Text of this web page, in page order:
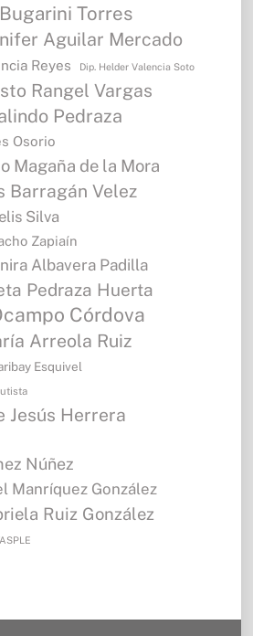
Torres
Aguilar Mercado
Reyes Dip. Helder Valencia Soto
Rangel Vargas
Pedraza
Osorio
Magaña de la Mora
Barragán Velez
Silva
Zapiaín
Albavera Padilla
Pedraza Huerta
Córdova
Arreola Ruiz
Esquivel
Jesús Herrera
Núñez
Manríquez González
Ruiz González